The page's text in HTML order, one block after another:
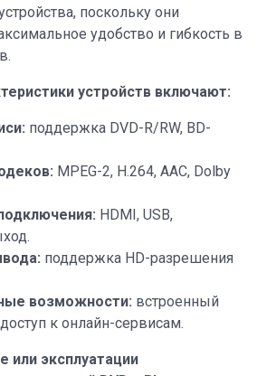
поскольку они
удобство и гибкость в
устройств включают:
поддержка DVD-R/RW, BD-
MPEG-2, H.264, AAC, Dolby
HDMI, USB,
поддержка HD-разрешения
возможности: встроенный
к онлайн-сервисам.
или эксплуатации